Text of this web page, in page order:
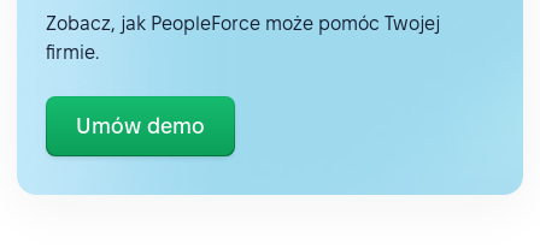
Zobacz, jak PeopleForce może pomóc Twojej
firmie.
Umów demo